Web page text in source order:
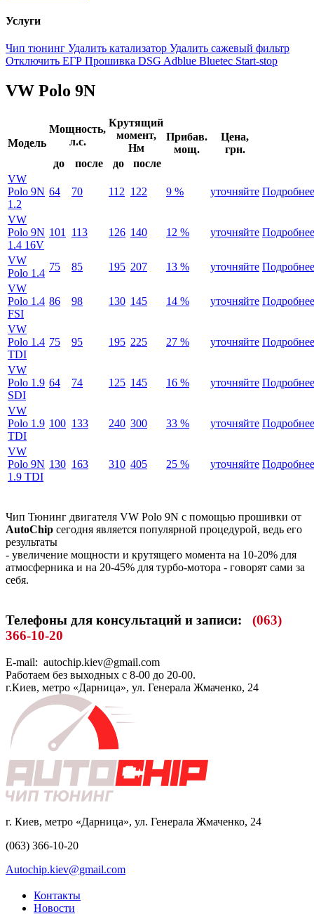
Услуги
Чип тюнинг Удалить катализатор Удалить сажевый фильтр
Отключить ЕГР Прошивка DSG Adblue Bluetec Start-stop
VW Polo 9N
Модель
Мощность,
л.с.
Крутящий
момент,
Нм
Прибав.
мощ.
Цена,
грн.
до
после до
после
VW
Polo 9N
1.2
64 70 112 122 9 % уточняйте Подробнее
VW
Polo 9N
1.4 16V
101 113 126 140 12 % уточняйте Подробнее
VW
Polo 1.4
75 85 195 207 13 % уточняйте Подробнее
VW
Polo 1.4
FSI
86 98 130 145 14 % уточняйте Подробнее
VW
Polo 1.4
TDI
75 95 195 225 27 % уточняйте Подробнее
VW
Polo 1.9
SDI
64 74 125 145 16 % уточняйте Подробнее
VW
Polo 1.9
TDI
100 133 240 300 33 % уточняйте Подробнее
VW
Polo 9N
1.9 TDI
130 163 310 405 25 % уточняйте Подробнее
Чип Тюнинг двигателя VW Polo 9N с помощью прошивки от
AutoChip сегодня является популярной процедурой, ведь его
результаты
- увеличение мощности и крутящего момента на 10-20% для
атмосферника и на 20-45% для турбо-мотора - говорят сами за
себя.
Телефоны для консультаций и записи:
(063)
366-10-20
E-mail: autochip.kiev@gmail.com
Работаем без выходных с 8-00 до 20-00.
г.Киев, метро «Дарница», ул. Генерала Жмаченко, 24
г. Киев, метро «Дарница», ул. Генерала Жмаченко, 24
(063) 366-10-20
Autochip.kiev@gmail.com
Контакты
Новости